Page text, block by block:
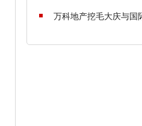
万科地产挖毛大庆与国